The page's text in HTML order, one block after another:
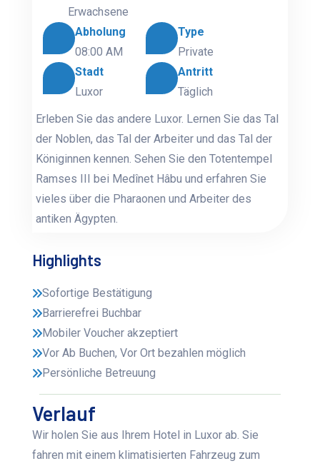
Erwachsene
Abholung
08:00 AM
Type
Private
Stadt
Luxor
Antritt
Täglich
Erleben Sie das andere Luxor. Lernen Sie das Tal
der Noblen, das Tal der Arbeiter und das Tal der
Königinnen kennen. Sehen Sie den Totentempel
Ramses III bei Medînet Hâbu und erfahren Sie
vieles über die Pharaonen und Arbeiter des
antiken Ägypten.
Highlights
Sofortige Bestätigung
Barrierefrei Buchbar
Mobiler Voucher akzeptiert
Vor Ab Buchen, Vor Ort bezahlen möglich
Persönliche Betreuung
Verlauf
Wir holen Sie aus Ihrem Hotel in Luxor ab. Sie
fahren mit einem klimatisierten Fahrzeug zum